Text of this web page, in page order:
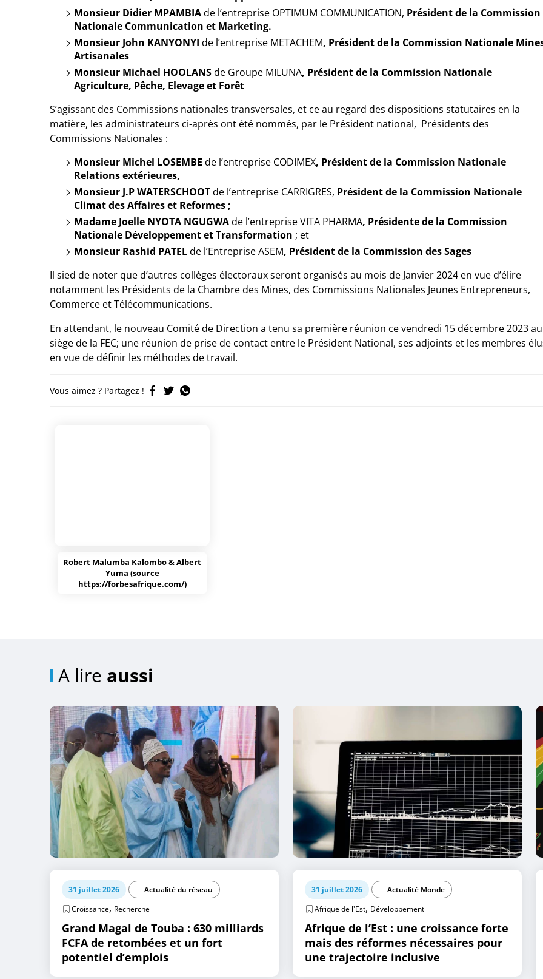
Monsieur Didier MPAMBIAde l’entreprise OPTIMUM COMMUNICATION, Président de la Commission
Nationale Communication et Marketing.
Monsieur John KANYONYI de l’entreprise METACHEM, Président de la Commission Nationale
Artisanales
Monsieur Michael HOOLANSde Groupe MILUNA, Président de la Commission Nationale
Agriculture, Pêche, Elevage et Forêt
S’agissant des Commissions nationales transversales, et ce au regard des dispositions statutaires en la
matière, les administrateurs ci-après ont été nommés, par le Président national, Présidents des
Commissions Nationales :
Monsieur Michel LOSEMBE de l’entreprise CODIMEX, Président de la Commission Nationale
Relations extérieures,
Monsieur J.P WATERSCHOOTde l’entreprise CARRIGRES, Président de la Commission Nationale
Climat des Affaires et Reformes ;
Madame Joelle NYOTA NGUGWAde l’entreprise VITA PHARMA, Présidente de la Commission
Nationale Développement et Transformation ; et
Monsieur Rashid PATELde l’Entreprise ASEM, Président de la Commission des Sages
Il sied de noter que d’autres collèges électoraux seront organisés au mois de Janvier 2024 en vue d’élire
notamment les Présidents de la Chambre des Mines, des Commissions Nationales Jeunes Entrepreneurs,
Commerce et Télécommunications.
En attendant, le nouveau Comité de Direction a tenu sa première réunion ce vendredi 15 décembre 2023 au
siège de la FEC; une réunion de prise de contact entre le Président National, ses adjoints et les membres
en vue de définir les méthodes de travail.
Vous aimez ? Partagez !
Robert Malumba Kalombo & Albert
Yuma (source
https://forbesafrique.com/)
A lire aussi
31 juillet 2026
Actualité du réseau
Croissance, Recherche
Grand Magal de Touba : 630 milliards
FCFA de retombées et un fort
potentiel d’emplois
31 juillet 2026
Actualité Monde
Afrique de l'Est, Développement
Afrique de l’Est : une croissance forte
mais des réformes nécessaires pour
une trajectoire inclusive